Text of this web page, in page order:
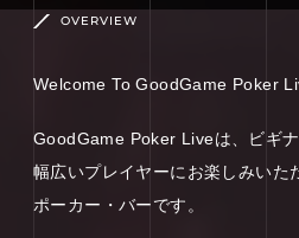
OVERVIEW
Welcome To GoodGame Poker
GoodGame Poker Liveは、ビギ
幅広いプレイヤーにお楽しみいた
ポーカー・バーです。